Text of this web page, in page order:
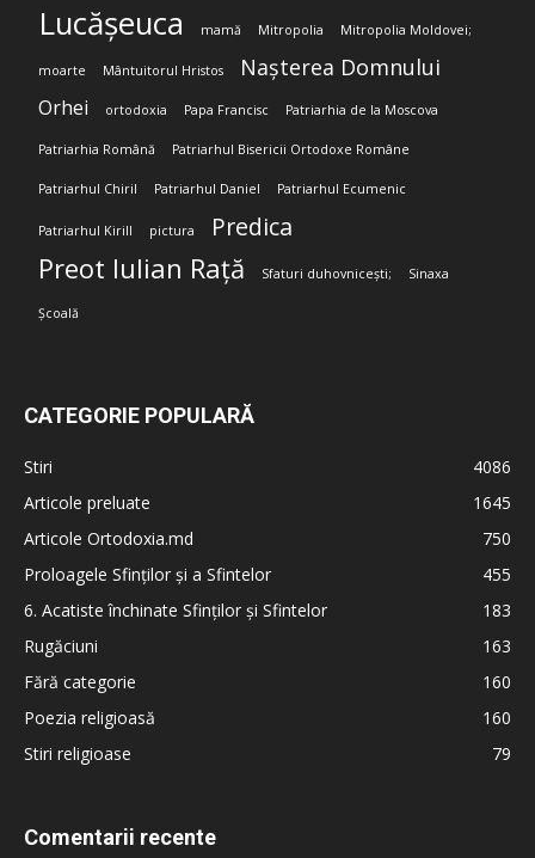
Lucășeuca mamă Mitropolia Mitropolia Moldovei;
moarte Mântuitorul Hristos Nașterea Domnului
Orhei ortodoxia Papa Francisc Patriarhia de la Moscova
Patriarhia Română Patriarhul Bisericii Ortodoxe Române
Patriarhul Chiril Patriarhul Daniel Patriarhul Ecumenic
Patriarhul Kirill pictura Predica
Preot Iulian Rață Sfaturi duhovnicești; Sinaxa
Școală
CATEGORIE POPULARĂ
Stiri
4086
Articole preluate
1645
Articole Ortodoxia.md
750
Proloagele Sfinților și a Sfintelor
455
6. Acatiste închinate Sfinților și Sfintelor
183
Rugăciuni
163
Fără categorie
160
Poezia religioasă
160
Stiri religioase
79
Comentarii recente